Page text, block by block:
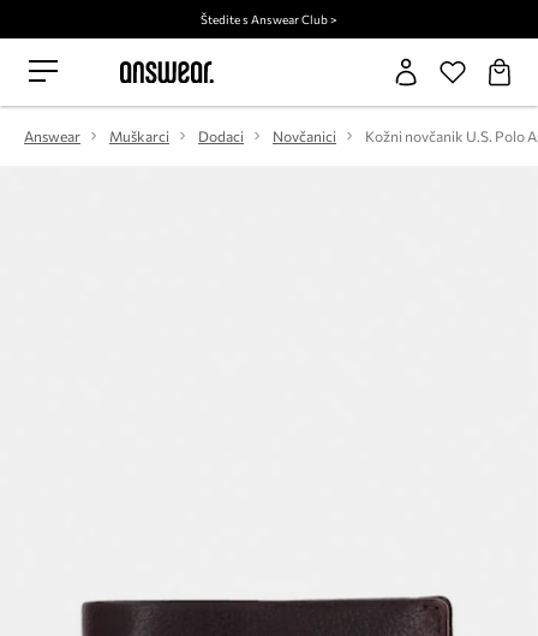
Štedite s Answear Club >
Answear Muškarci Dodaci Novčanici